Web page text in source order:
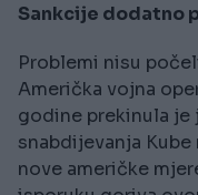
Sankcije dodatno
Problemi nisu
Američka vojna
godine prekinula je
snabdijevanja
nove američke